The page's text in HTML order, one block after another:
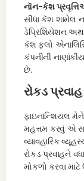
નૉન-કૅશ
સીધા કૅશ શામેલ
ડેપ્રિશિયેશન
કૅશ ફ્લો
કંપનીની
છે.
રોકડ
ફાઇનાન્શિયલ
મહત્તમ કરવું એ
વ્યાવહારિક
રોકડ પ્રવાહને
મોકળો કરવા